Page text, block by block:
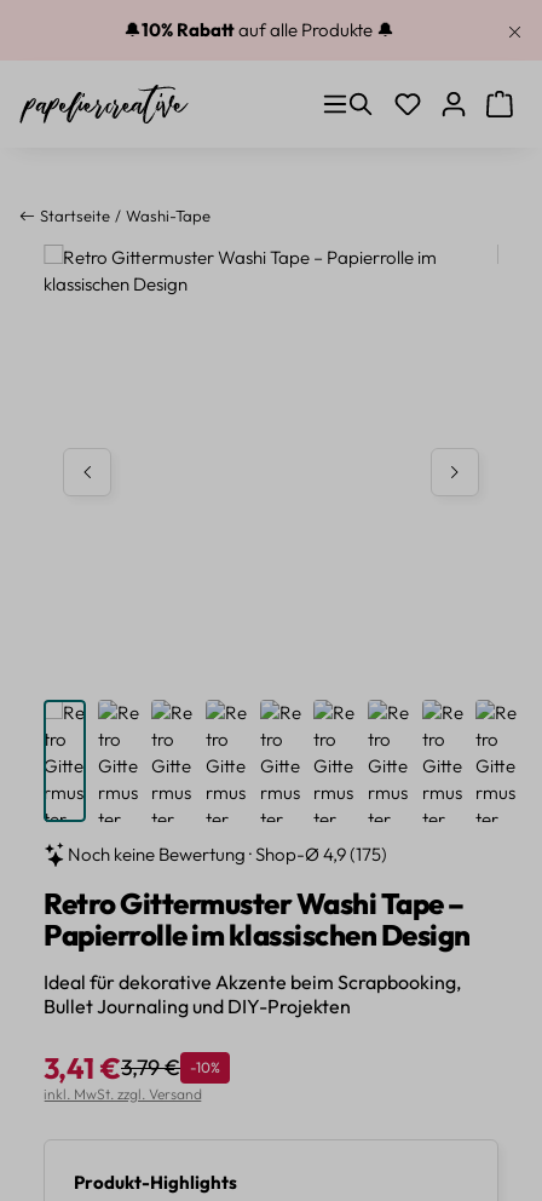
Zum Hauptinhalt springen
🔔10% Rabattauf alle Produkte 🔔
Du hast 0
Startseite Washi-Tape
Bildergalerie überspringen
Noch keine Bewertung · Shop-Ø 4,9 (175)
Retro Gittermuster Washi Tape –
Papierrolle im klassischen Design
Ideal für dekorative Akzente beim Scrapbooking,
Bullet Journaling und DIY-Projekten
Verkaufspreis:
3,41 €Regulärer Preis:
3,79 € Rabatt
-10%
inkl. MwSt. zzgl. Versand
Produkt-Highlights